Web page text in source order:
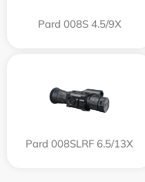
Pard 008S 4.5/9X
Pard 008SLRF 6.5/13X